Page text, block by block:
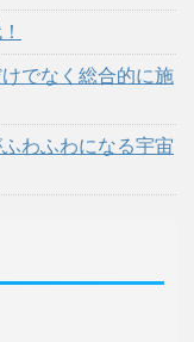
でなく総合的に施
わふわになる宇宙